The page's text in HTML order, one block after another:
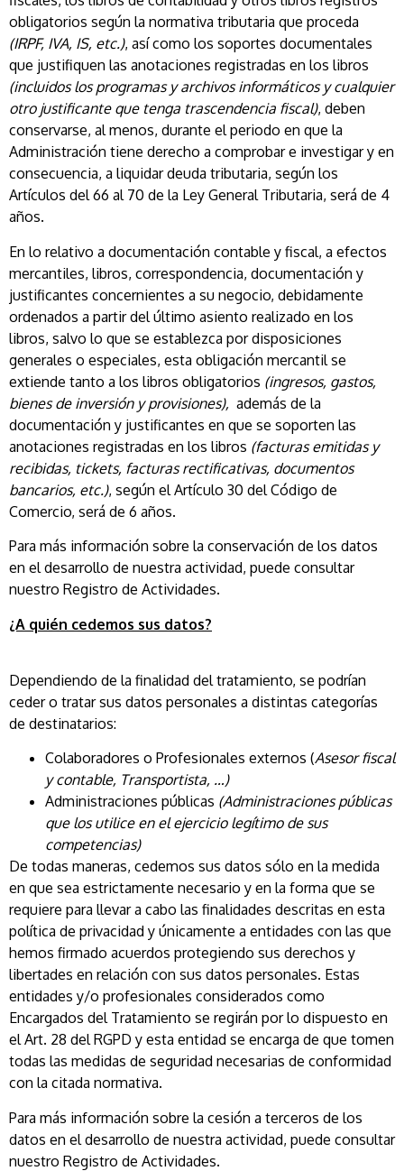
obligatorios según la normativa tributaria que proceda
(IRPF, IVA, IS, etc.), así como los soportes documentales
que justifiquen las anotaciones registradas en los libros
(incluidos los programas y archivos informáticos y cualquier
otro justificante que tenga trascendencia fiscal), deben
conservarse, al menos, durante el periodo en que la
Administración tiene derecho a comprobar e investigar y en
consecuencia, a liquidar deuda tributaria, según los
Artículos del 66 al 70 de la Ley General Tributaria, será de 4
años.
En lo relativo a documentación contable y fiscal, a efectos
mercantiles, libros, correspondencia, documentación y
justificantes concernientes a su negocio, debidamente
ordenados a partir del último asiento realizado en los
libros, salvo lo que se establezca por disposiciones
generales o especiales, esta obligación mercantil se
extiende tanto a los libros obligatorios (ingresos, gastos,
bienes de inversión y provisiones), además de la
documentación y justificantes en que se soporten las
anotaciones registradas en los libros (facturas emitidas y
recibidas, tickets, facturas rectificativas, documentos
bancarios, etc.), según el Artículo 30 del Código de
Comercio, será de 6 años.
Para más información sobre la conservación de los datos
en el desarrollo de nuestra actividad, puede consultar
nuestro Registro de Actividades.
¿A quién cedemos sus datos?
Dependiendo de la finalidad del tratamiento, se podrían
ceder o tratar sus datos personales a distintas categorías
de destinatarios:
Colaboradores o Profesionales externos (Asesor fiscal
y contable, Transportista, …)
Administraciones públicas (Administraciones públicas
que los utilice en el ejercicio legítimo de sus
competencias)
De todas maneras, cedemos sus datos sólo en la medida
en que sea estrictamente necesario y en la forma que se
requiere para llevar a cabo las finalidades descritas en esta
política de privacidad y únicamente a entidades con las que
hemos firmado acuerdos protegiendo sus derechos y
libertades en relación con sus datos personales. Estas
entidades y/o profesionales considerados como
Encargados del Tratamiento se regirán por lo dispuesto en
el Art. 28 del RGPD y esta entidad se encarga de que tomen
todas las medidas de seguridad necesarias de conformidad
con la citada normativa.
Para más información sobre la cesión a terceros de los
datos en el desarrollo de nuestra actividad, puede consultar
nuestro Registro de Actividades.